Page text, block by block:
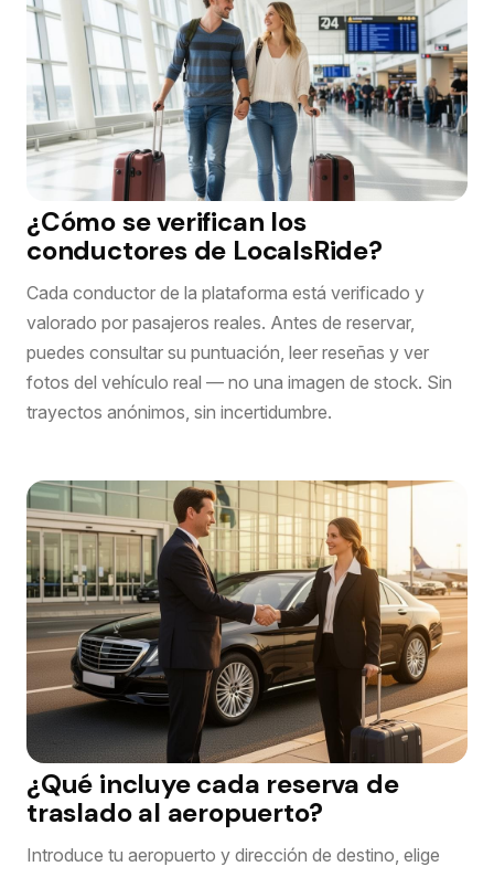
¿Cómo se verifican los
conductores de LocalsRide?
Cada conductor de la plataforma está verificado y
valorado por pasajeros reales. Antes de reservar,
puedes consultar su puntuación, leer reseñas y ver
fotos del vehículo real — no una imagen de stock. Sin
trayectos anónimos, sin incertidumbre.
¿Qué incluye cada reserva de
traslado al aeropuerto?
Introduce tu aeropuerto y dirección de destino, elige